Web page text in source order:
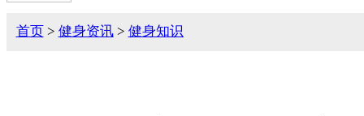
首页 > 健身资讯> 健身知识